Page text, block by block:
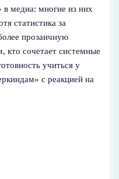
в медиа: многие из них
статистика за
прозаичную
кто сочетает системные
учиться у
с реакцией на